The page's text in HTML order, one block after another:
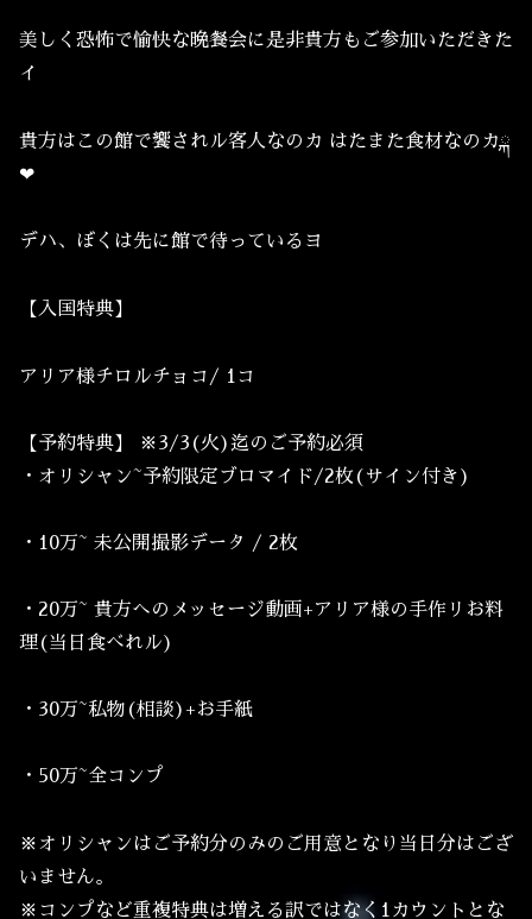
美しく恐怖で愉快な晩餐会に是非貴方もご参加いただきた
イ
貴方はこの館で饗されル客人なのカ はたまた食材なのカྐ
❤︎
デハ、ぼくは先に館で待っているヨ
【入国特典】
アリア様チロルチョコ/ 1コ
【予約特典】 ※3/3(火)迄のご予約必須
・オリシャン~予約限定ブロマイド/2枚(サイン付き)
・10万~ 未公開撮影データ / 2枚
・20万~ 貴方へのメッセージ動画+アリア様の手作リお料
理(当日食べれル)
・30万~私物(相談)+お手紙
・50万~全コンプ
※オリシャンはご予約分のみのご用意となり当日分はござ
いません。
※コンプなど重複特典は増える訳ではなく1カウントとな